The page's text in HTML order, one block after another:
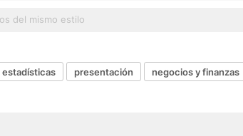
estadísticas presentación negocios y finanzas